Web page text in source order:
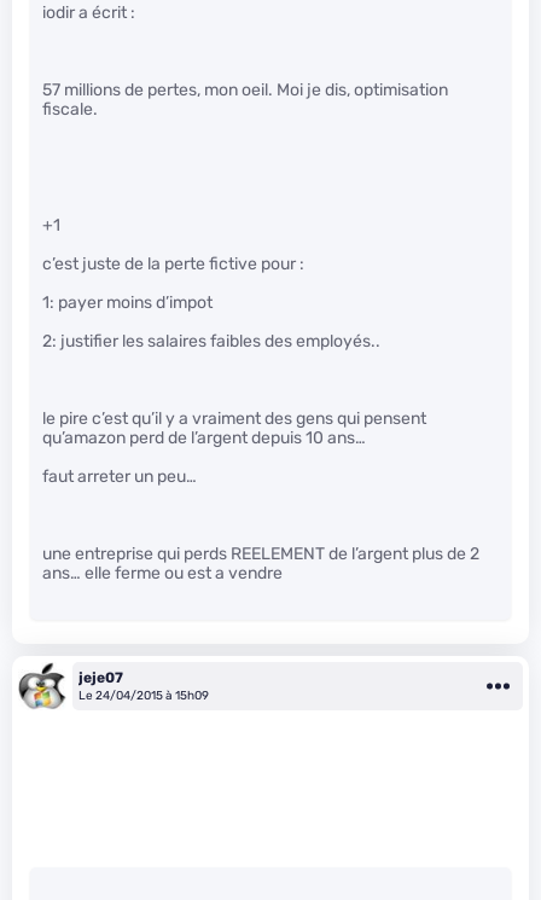
iodir a écrit :
57 millions de pertes, mon oeil. Moi je dis, optimisation
fiscale.
+1
c’est juste de la perte fictive pour :
1: payer moins d’impot
2: justifier les salaires faibles des employés..
le pire c’est qu’il y a vraiment des gens qui pensent
qu’amazon perd de l’argent depuis 10 ans…
faut arreter un peu…
une entreprise qui perds REELEMENT de l’argent plus de 2
ans… elle ferme ou est a vendre
jeje07
Le 24/04/2015 à 15h09